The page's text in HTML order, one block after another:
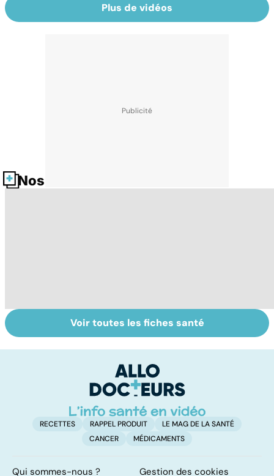
Plus de vidéos
Nos fiches santé
Sexualité,
infertilité et
Don de gamètes :
le pour et le
levée de
l'anonymat
Voir toutes les fiches santé
RECETTES RAPPEL PRODUIT
LE MAG DE LA SANTÉ
CANCER
MÉDICAMENTS
Qui sommes-nous ? Gestion des cookies